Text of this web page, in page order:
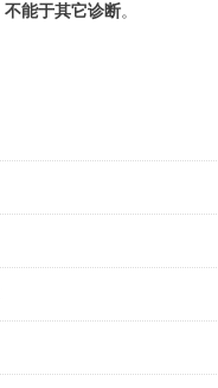
能于其它诊断。